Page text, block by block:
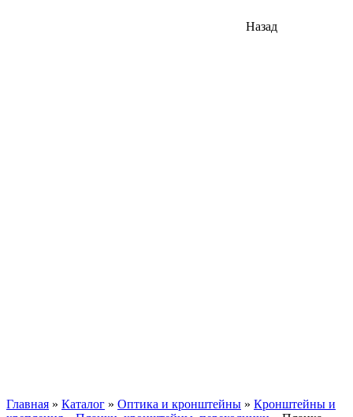
Назад
Главная » Каталог » Оптика и кронштейны » Кронштейны и